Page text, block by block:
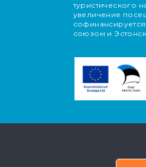
туристического
увеличение
союзом и